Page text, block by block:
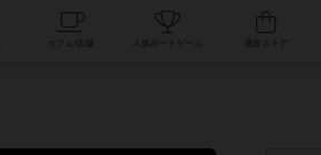
人気ボードゲーム